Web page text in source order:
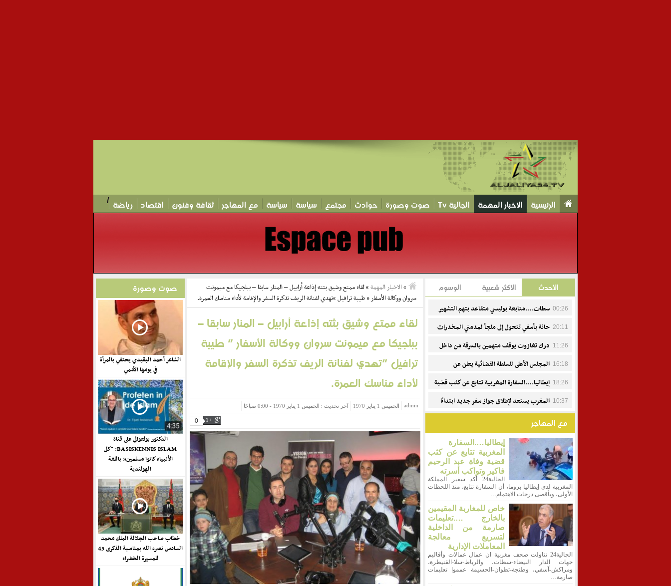
الرئيسية الاخبار المهمة الجالية Tv صوت وصورة حوادث مجتمع سياسة سياسة مع المهاجر ثقافة وفنون اقتصاد رياضة /
الأحدث الأكثر شعبية الوسوم
00:26 سطات….متابعة بوليسي متقاعد بتهم التشهير
20:11 حانة بأسفي تتحول إلى ملجأ لمدمني المخدرات
11:26 درك تغازوت يوقف متهمين بالسرقة من داخل
16:18 المجلس الأعلى للسلطة القضائية يعلن عن
18:26 إيطاليا….السفارة المغربية تتابع عن كثب قضية
10:37 المغرب يستعد لإطلاق جواز سفر جديد ابتداءً
من 15 يوليوز.. تصميم حديث ومعايير أمنية متطورة
مع المهاجر
إيطاليا….السفارة
المغربية تتابع عن كثب
قضية وفاة عبد الرحيم
فاكير وتواكب أسرته
الجالية24 أكد سفير المملكة
المغربية لدى إيطاليا بروما، أن السفارة تتابع، منذ اللحظات
الأولى، وبأقصى درجات الاهتمام…
خاص للمغاربة المقيمين
بالخارج ….تعليمات
صارمة من الداخلية
لتسريع معالجة
المعاملات الإدارية
الجالية24 تناولت صحف مغربية ان عمال عمالات وأقاليم
جهات الدار البيضاء-سطات، والرباط-سلا-القنيطرة،
ومراكش-آسفي، وطنجة-تطوان-الحسيمة عمموا تعليمات
صارمة…
»الاخبار المهمة»لقاء ممتع وشيق بثته إذاعة أرابيل – المنار سابقا – ببلجيكا مع ميمونت
سروان ووكالة الأسفار ” طيبة ترافيل “تهدي لفنانة الريف تذكرة السفر والإقامة لأداء مناسك العمرة.
لقاء ممتع وشيق بثته إذاعة أرابيل – المنار سابقا –
ببلجيكا مع ميمونت سروان ووكالة الأسفار ” طيبة
ترافيل “تهدي لفنانة الريف تذكرة السفر والإقامة
لأداء مناسك العمرة.
admin الخميس 1 يناير 1970 آخر تحديث : الخميس 1 يناير 1970 - 0:00 صباحًا
0 +1
صوت وصورة
الشاعر أحمد البقيدي يحتفي بالمرأة
في يومها الأممي
الدكتور بولعوالي على قناة
BASISKENNIS ISLAM: “كل
الأنبياء كانوا مسلمين” باللغة
الهولندية
خطاب صاحب الجلالة الملك محمد
السادس نصره الله بمناسبة الذكرى 45
للمسيرة الخضراء